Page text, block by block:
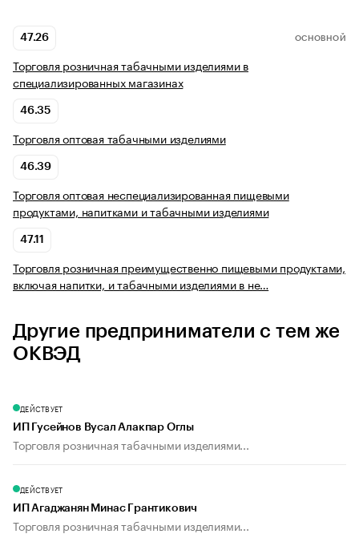
47.26 ОСНОВНОЙ
Торговля розничная табачными изделиями в
специализированных магазинах
46.35
Торговля оптовая табачными изделиями
46.39
Торговля оптовая неспециализированная пищевыми
продуктами, напитками и табачными изделиями
47.11
Торговля розничная преимущественно пищевыми продуктами,
включая напитки, и табачными изделиями в не…
Другие предприниматели с тем же
ОКВЭД
ДЕЙСТВУЕТ
ИП Гусейнов Вусал Алакпар Оглы
Торговля розничная табачными изделиями...
ДЕЙСТВУЕТ
ИП Агаджанян Минас Грантикович
Торговля розничная табачными изделиями...